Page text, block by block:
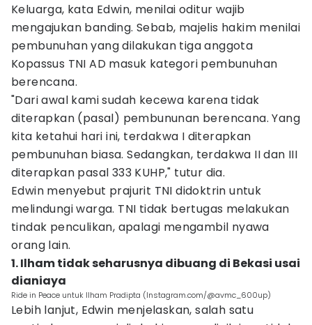
Keluarga, kata Edwin, menilai oditur wajib
mengajukan banding. Sebab, majelis hakim menilai
pembunuhan yang dilakukan tiga anggota
Kopassus TNI AD masuk kategori pembunuhan
berencana.
"Dari awal kami sudah kecewa karena tidak
diterapkan (pasal) pembununan berencana. Yang
kita ketahui hari ini, terdakwa I diterapkan
pembunuhan biasa. Sedangkan, terdakwa II dan III
diterapkan pasal 333 KUHP," tutur dia.
Edwin menyebut prajurit TNI didoktrin untuk
melindungi warga. TNI tidak bertugas melakukan
tindak penculikan, apalagi mengambil nyawa
orang lain.
1. Ilham tidak seharusnya dibuang di Bekasi usai
dianiaya
Ride in Peace untuk Ilham Pradipta (Instagram.com/@avmc_600up)
Lebih lanjut, Edwin menjelaskan, salah satu